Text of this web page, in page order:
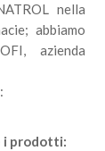
nella
abbiamo
azienda
i prodotti: